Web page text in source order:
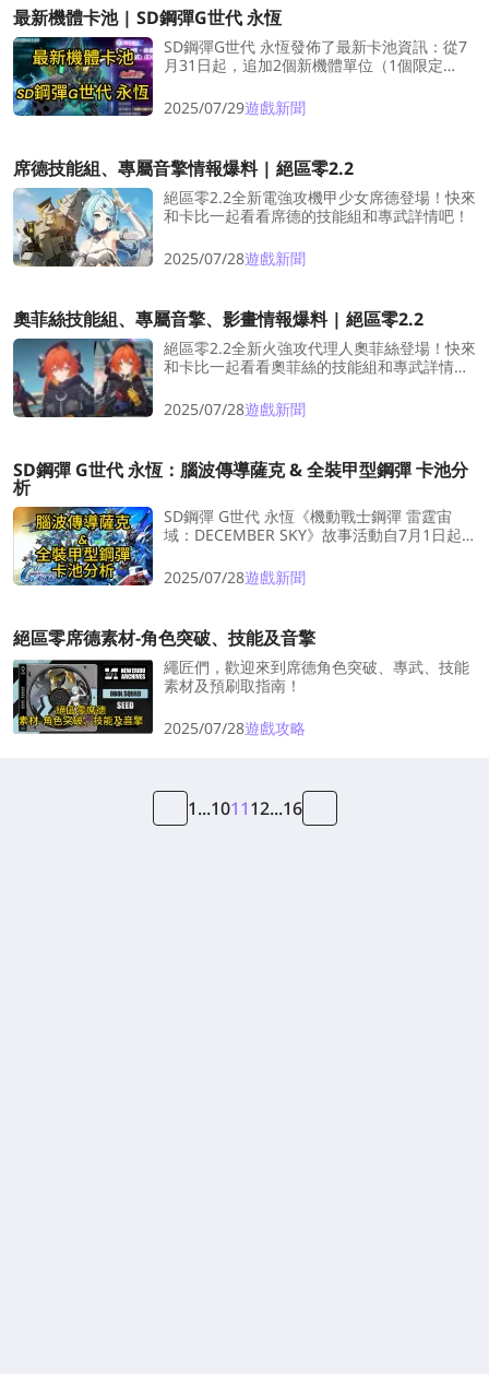
最新機體卡池 | SD鋼彈G世代 永恆
SD鋼彈G世代 永恆發佈了最新卡池資訊：從7
月31日起，追加2個新機體單位（1個限定
LDShop已為大家整理了相關資訊與寶藏分
析，給著我們的步伐看下去吧！
2025/07/29遊戲新聞
席德技能組、專屬音擎情報爆料 | 絕區零2.2
絕區零2.2全新電強攻機甲少女席德登場！快來
和卡比一起看看席德的技能組和專武詳情吧！
2025/07/28遊戲新聞
奧菲絲技能組、專屬音擎、影畫情報爆料 | 絕區零2.2
絕區零2.2全新火強攻代理人奧菲絲登場！快來
和卡比一起看看奧菲絲的技能組和專武詳情
2025/07/28遊戲新聞
SD鋼彈 G世代 永恆：腦波傳導薩克 & 全裝甲型鋼彈 卡池分
析
SD鋼彈 G世代 永恆《機動戰士鋼彈 雷霆宙
域：DECEMBER SKY》故事活動自7月1日起
主打 UR「腦波傳導薩克」 與 UR「全裝甲型
鋼彈 (雷霆宙域版) 」！
2025/07/28遊戲新聞
絕區零席德素材-角色突破、技能及音擎
繩匠們，歡迎來到席德角色突破、專武、技能
素材及預刷取指南！
2025/07/28遊戲攻略
1...101112...16